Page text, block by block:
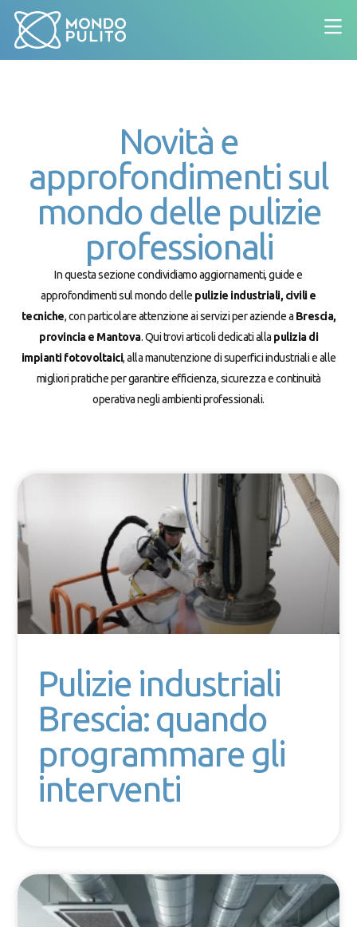
Novità e
approfondimenti sul
mondo delle pulizie
professionali
In questa sezione condividiamo aggiornamenti, guide e
approfondimenti sul mondo delle pulizie industriali, civili e
tecniche, con particolare attenzione ai servizi per aziende a Brescia,
provincia e Mantova. Qui trovi articoli dedicati alla pulizia di
impianti fotovoltaici, alla manutenzione di superfici industriali e alle
migliori pratiche per garantire efficienza, sicurezza e continuità
operativa negli ambienti professionali.
Pulizie industriali
Brescia: quando
programmare gli
interventi